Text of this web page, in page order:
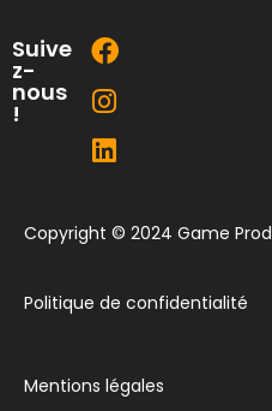
Suive
z-
nous
!
Copyright © 2024 Game Prod
Politique de confidentialité
Mentions légales